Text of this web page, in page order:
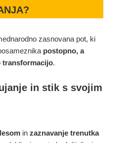
zasnovana pot, ki
postopno, a
transformacijo.
in stik s svojim
in zaznavanje trenutka